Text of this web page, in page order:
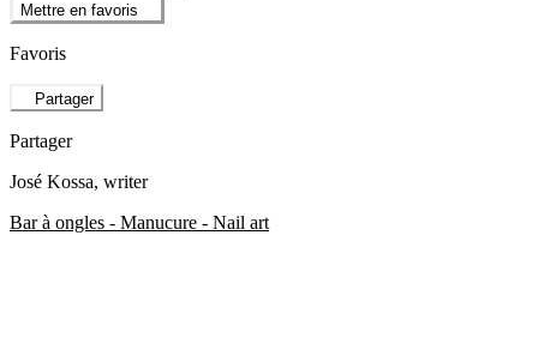
Mettre en favoris
Favoris
Partager
Partager
José Kossa, writer
Bar à ongles - Manucure - Nail art